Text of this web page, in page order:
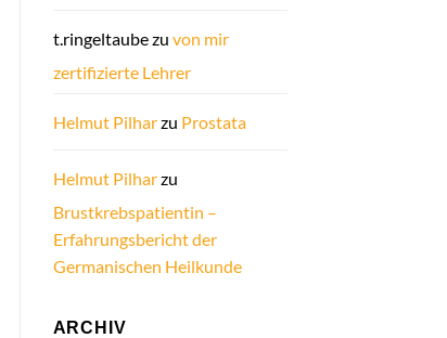
t.ringeltaubezu von mir
zertifizierte Lehrer
Helmut Pilharzu Prostata
Helmut Pilharzu
Brustkrebspatientin –
Erfahrungsbericht der
Germanischen Heilkunde
ARCHIV